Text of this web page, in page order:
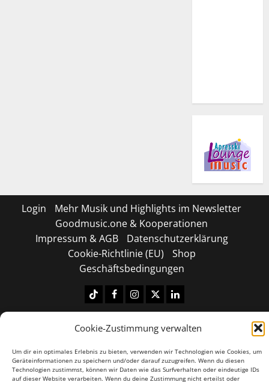
Cookie-Zustimmung verwalten
Um dir ein optimales Erlebnis zu bieten, verwenden wir Technologien wie Cookies, um
Geräteinformationen zu speichern und/oder darauf zuzugreifen. Wenn du diesen
Technologien zustimmst, können wir Daten wie das Surfverhalten oder eindeutige IDs
auf dieser Website verarbeiten. Wenn du deine Zustimmung nicht erteilst oder
Login
Mehr Musik und Highlights im Newsletter
Goodmusic.one & Kooperationen
Impressum & AGB
Datenschutzerklärung
Cookie-Richtlinie (EU)
Shop
Geschäftsbedingungen
TiktokFacebook
Instagram
X LinkedIN
Copyright © 2026 All rights reserved.|MoreNews
by